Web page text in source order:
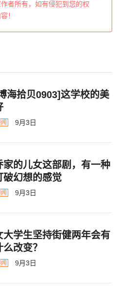
者所有，如有侵犯到您的权
！
海拾贝0903]这学校的美
9月3日
家的儿女这部剧，有一种
破幻想的感觉
9月3日
大学生坚持街健两年会有
么改变？
9月3日